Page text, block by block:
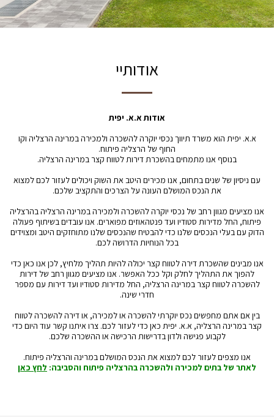
אודותיי
אודות א.א. יפית
א.א. יפית הוא משרד תיווך נכסי יוקרה להשכרה ולמכירה במרינה הרצליה וקו
החוף של הרצליה פיתוח.
בנוסף אנו מתמחים בהשכרת דירות לטווח קצר במרינה הרצליה.
עם ניסיון של שנים בתחום, אנו מכירים היטב את השוק ויכולים לעזור לכם למצוא
את הנכס המושלם העונה על הצרכים והתקציב שלכם.
אנו מציעים מגוון רחב של נכסי יוקרה להשכרה ולמכירה במרינה הרצליה בהרצליה
פיתוח, החל מדירות סטודיו ועד פנטהאוזים מפוארים. אנו עובדים בשיתוף פעולה
הדוק עם בעלי הנכסים שלנו כדי להבטיח שהנכסים שלנו מתוחזקים היטב ומצוידים
בכל הנוחיות הדרושה לכם.
אנו מבינים שהשכרת דירה לטווח קצר יכולה להיות תהליך מלחיץ, לכן אנו כאן כדי
להפוך את התהליך לחלק וקל ככל האפשר. אנו מציעים מגוון רחב של דירות
להשכרה לטווח קצר במרינה הרצליה, החל מדירות סטודיו ועד דירות עם מספר
חדרי שינה.
בין אם אתם מחפשים נכס יוקרתי להשכרה או למכירה, או דירה להשכרה לטווח
קצר במרינה הרצליה, א.א. יפית כאן כדי לעזור לכם. צרו איתנו קשר עוד היום כדי
לקבוע פגישה ולדון בדרישות הרכישה או ההשכרה שלכם.
אנו מצפים לעזור לכם למצוא את הנכס המושלם במרינה והרצליה פיתוח.
לאתר של בתים למכירה ולהשכרה בהרצליה פיתוח והסביבה:לחץ כאן